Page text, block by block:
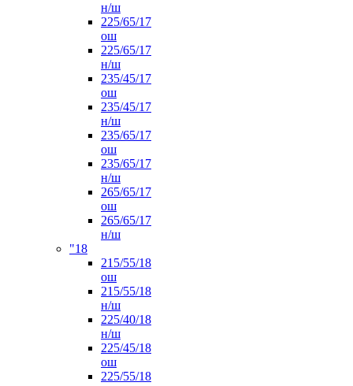
н/ш
225/65/17
ош
225/65/17
н/ш
235/45/17
ош
235/45/17
н/ш
235/65/17
ош
235/65/17
н/ш
265/65/17
ош
265/65/17
н/ш
"18
215/55/18
ош
215/55/18
н/ш
225/40/18
н/ш
225/45/18
ош
225/55/18